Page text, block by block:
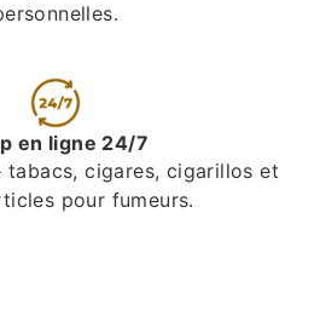
en ligne 24/7
tabacs, cigares, cigarillos et
pour fumeurs.